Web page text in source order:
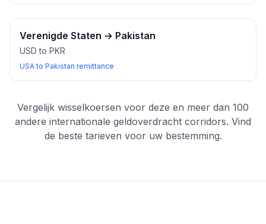
Verenigde Staten → Pakistan
USD to PKR
USA to Pakistan remittance
Vergelijk wisselkoersen voor deze en meer dan 100
andere internationale geldoverdracht corridors. Vind
de beste tarieven voor uw bestemming.